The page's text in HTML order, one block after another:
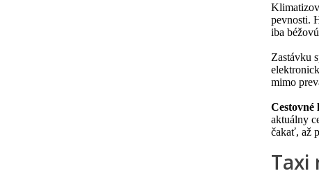
pevnosti.
iba
Zastávku
mimo
Cestovné
aktuálny
čakať, až
Taxi